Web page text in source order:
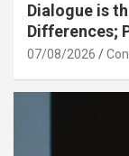
Dialogue is
Differences;
division –
07/08/2026